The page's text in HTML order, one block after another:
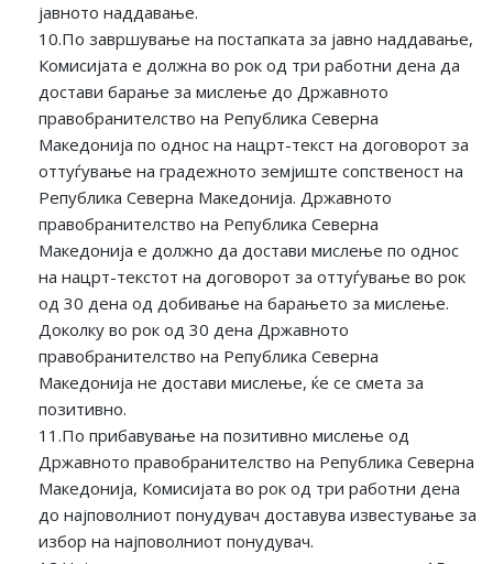
јавното наддавање.
10.По завршување на постапката за јавно наддавање,
Комисијата е должна во рок од три работни дена да
достави барање за мислење до Државното
правобранителство на Република Северна
Македонија по однос на нацрт-текст на договорот за
оттуѓување на градежното земјиште сопственост на
Република Северна Македонија. Државното
правобранителство на Република Северна
Македонија е должно да достави мислење по однос
на нацрт-текстот на договорот за оттуѓување во рок
од 30 дена од добивање на барањето за мислење.
Доколку во рок од 30 дена Државното
правобранителство на Република Северна
Македонија не достави мислење, ќе се смета за
позитивно.
11.По прибавување на позитивно мислење од
Државното правобранителство на Република Северна
Македонија, Комисијата во рок од три работни дена
до најповолниот понудувач доставува известување за
избор на најповолниот понудувач.